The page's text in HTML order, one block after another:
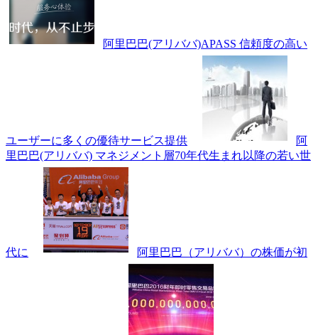
阿里巴巴(アリババ)APASS 信頼度の高い
ユーザーに多くの優待サービス提供
阿
里巴巴(アリババ) マネジメント層70年代生まれ以降の若い世
代に 阿里巴巴（アリババ）の株価が初